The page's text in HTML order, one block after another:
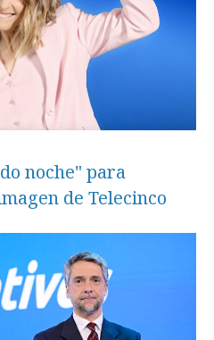
noche" para
de Telecinco